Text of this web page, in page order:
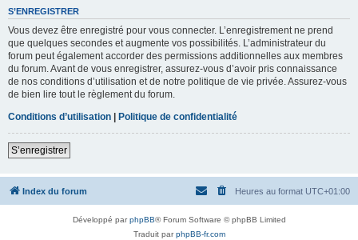
S’ENREGISTRER
Vous devez être enregistré pour vous connecter. L’enregistrement ne prend
que quelques secondes et augmente vos possibilités. L’administrateur du
forum peut également accorder des permissions additionnelles aux membres
du forum. Avant de vous enregistrer, assurez-vous d’avoir pris connaissance
de nos conditions d’utilisation et de notre politique de vie privée. Assurez-vous
de bien lire tout le règlement du forum.
Conditions d’utilisation | Politique de confidentialité
S’enregistrer
Index du forum Heures au format UTC+01:00
Développé parphpBB® Forum Software © phpBB Limited
Traduit parphpBB-fr.com